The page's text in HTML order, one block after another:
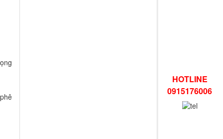
HOTLINE
0915176006